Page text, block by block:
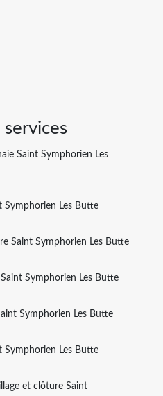
Saint Symphorien Les
Symphorien Les Butte
Saint Symphorien Les Butte
Symphorien Les Butte
Symphorien Les Butte
Symphorien Les Butte
et clôture Saint